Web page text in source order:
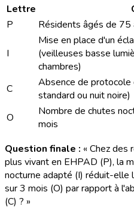
Lettre
P
Résidents âgés de
I
Mise en place d'un
(veilleuses basse
chambres)
C
Absence de protocole
standard ou nuit noire)
O
Nombre de chutes
mois
Question finale : « Chez
plus vivant en EHPAD (P), la
nocturne adapté (I) réduit-elle
sur 3 mois (O) par rapport à
(C) ? »